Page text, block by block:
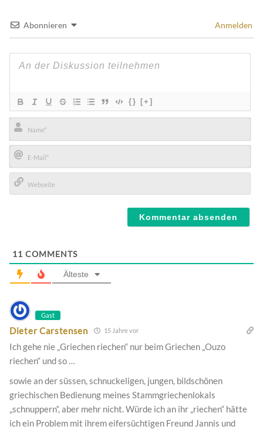
Abonnieren Anmelden
{} [+]
Name*
E-
Mail*
11 COMMENTS
Älteste
Gast
Dieter Carstensen 15 Jahre vor
Ich gehe nie „Griechen riechen“ nur beim Griechen „Ouzo
riechen“ und so …
sowie an der süssen, schnuckeligen, jungen, bildschönen
griechischen Bedienung meines Stammgriechenlokals
„schnuppern“, aber mehr nicht. Würde ich an ihr „riechen“ hätte
ich ein Problem mit ihrem eifersüchtigen Freund Jannis und